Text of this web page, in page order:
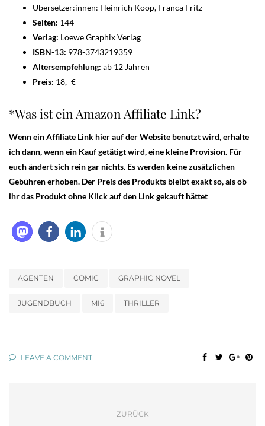
Übersetzer:innen: Heinrich Koop, Franca Fritz
Seiten: 144
Verlag: Loewe Graphix Verlag
ISBN-13: 978-3743219359
Altersempfehlung: ab 12 Jahren
Preis: 18,- €
*Was ist ein Amazon Affiliate Link?
Wenn ein Affiliate Link hier auf der Website benutzt wird, erhalte
ich dann, wenn ein Kauf getätigt wird, eine kleine Provision. Für
euch ändert sich rein gar nichts. Es werden keine zusätzlichen
Gebühren erhoben. Der Preis des Produkts bleibt exakt so, als ob
ihr das Produkt ohne Klick auf den Link gekauft hättet
AGENTEN COMIC GRAPHIC NOVEL
JUGENDBUCH MI6 THRILLER
LEAVE A COMMENT
ZURÜCK